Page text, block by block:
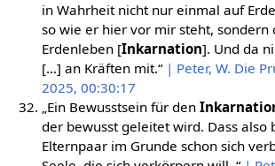
in Wahrheit nicht nur einmal auf
so wie er hier vor mir steht, sondern
Erdenleben [Inkarnation]. Und da
[…] an Kräften mit.“ | Peter, W. Die
2025, 00:30:17
„Ein Bewusstsein für den
der bewusst geleitet wird. Dass also
Elternpaar im Grunde schon sich